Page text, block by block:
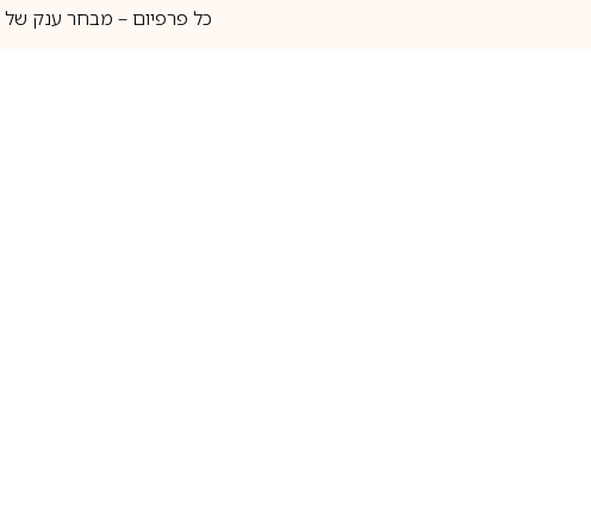
כל פרפיום – מבחר ענק של